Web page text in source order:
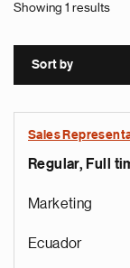
Showing 1 results
Sort by
Sales
Regular, Full
Marketing
Ecuador